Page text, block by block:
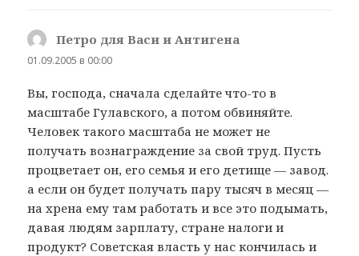
Петро для Васи и Антигена
01.09.2005 в 00:00
Вы, господа, сначала сделайте что-то в
масштабе Гулавского, а потом обвиняйте.
Человек такого масштаба не может не
получать вознаграждение за свой труд. Пусть
процветает он, его семья и его детище — завод.
а если он будет получать пару тысяч в месяц —
на хрена ему там работать и все это подымать,
давая людям зарплату, стране налоги и
продукт? Советская власть у нас кончилась и